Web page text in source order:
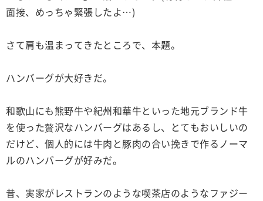
面接、めっちゃ緊張したよ…)
さて肩も温まってきたところで、本題。
ハンバーグが大好きだ。
和歌山にも熊野牛や紀州和華牛といった地元ブランド牛
を使った贅沢なハンバーグはあるし、とてもおいしいの
だけど、個人的には牛肉と豚肉の合い挽きで作るノーマ
ルのハンバーグが好みだ。
昔、実家がレストランのような喫茶店のようなファジー